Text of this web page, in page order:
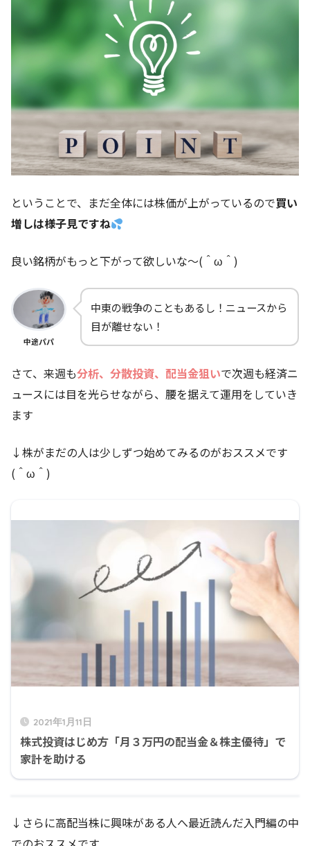
ということで、まだ全体には株価が上がっているので買い
増しは様子見ですね
良い銘柄がもっと下がって欲しいな～(＾ω＾)
中途パパ
中東の戦争のこともあるし！ニュースから
目が離せない！
さて、来週も分析、分散投資、配当金狙いで次週も経済ニ
ュースには目を光らせながら、腰を据えて運用をしていき
ます
↓株がまだの人は少しずつ始めてみるのがおススメです
(＾ω＾)
2021年1月11日
株式投資はじめ方「月３万円の配当金＆株主優待」で
家計を助ける
↓さらに高配当株に興味がある人へ最近読んだ入門編の中